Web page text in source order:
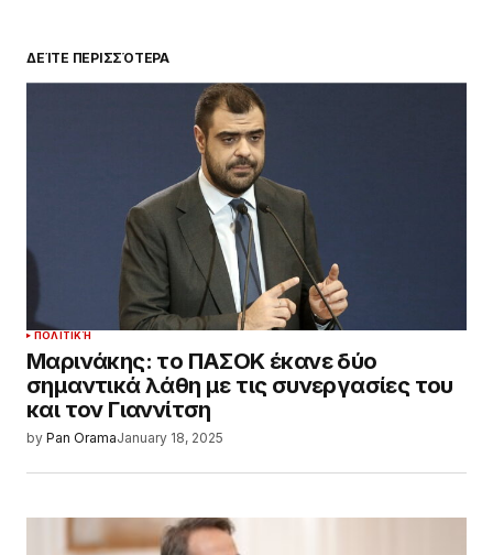
ΔΕΊΤΕ ΠΕΡΙΣΣΌΤΕΡΑ
ΠΟΛΙΤΙΚΉ
Μαρινάκης: το ΠΑΣΟΚ έκανε δύο
σημαντικά λάθη με τις συνεργασίες του
και τον Γιαννίτση
by Pan OramaJanuary 18, 2025